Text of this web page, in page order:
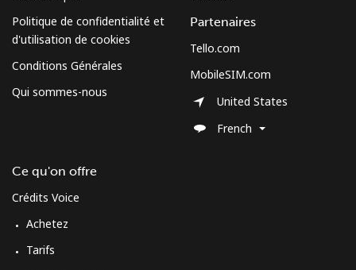
Politique de confidentialité et
d'utilisation de cookies
Conditions Générales
Qui sommes-nous
Ce qu'on offre
Crédits Voice
Achetez
Tarifs
Partenaires
Tello.com
MobileSIM.com
United States
French